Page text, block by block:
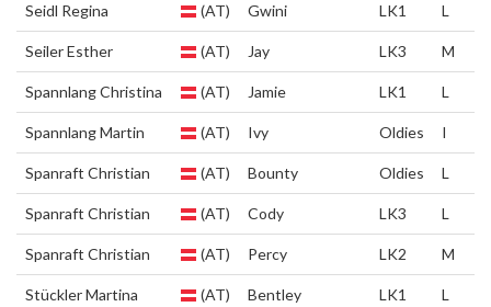
Seidl Regina (AT) Gwini LK1 L
Seiler Esther (AT) Jay LK3 M
Spannlang Christina (AT) Jamie LK1 L
Spannlang Martin (AT) Ivy Oldies I
Spanraft Christian (AT) Bounty Oldies L
Spanraft Christian (AT) Cody LK3 L
Spanraft Christian (AT) Percy LK2 M
Stückler Martina (AT) Bentley LK1 L